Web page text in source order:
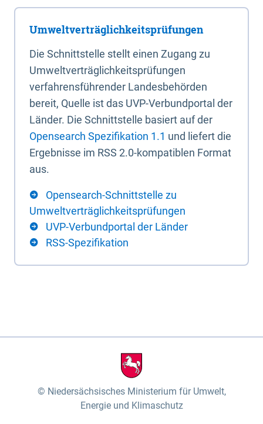
Umweltverträglichkeitsprüfungen
Die Schnittstelle stellt einen Zugang zu
Umweltverträglichkeitsprüfungen
verfahrensführender Landesbehörden
bereit, Quelle ist das UVP-Verbundportal der
Länder. Die Schnittstelle basiert auf der
Opensearch Spezifikation 1.1 und liefert die
Ergebnisse im RSS 2.0-kompatiblen Format
aus.
Opensearch-Schnittstelle zu
Umweltverträglichkeitsprüfungen
UVP-Verbundportal der Länder
RSS-Spezifikation
Niedersächsisches Ministerium für Umwelt,
Energie und Klimaschutz